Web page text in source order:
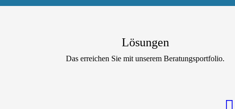
Lösungen
Das erreichen Sie mit unserem Beratungsportfolio.